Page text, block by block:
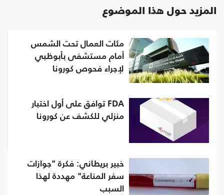
المزيد حول هذا الموضوع
مئات العمال تحت الشمس
أمام مستشفى بأبوظبي
لإجراء فحوص كورونا
FDA توافق على أول اختبار
منزلي للكشف عن كورونا
خبير بريطاني: فكرة "جوازات
سفر المناعة" مهددة لهذا
السبب